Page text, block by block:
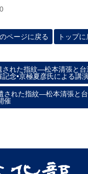
ページに戻る トップに
された指紋―松本清張と
念•京極夏彦氏による講
された指紋―松本清張と
催